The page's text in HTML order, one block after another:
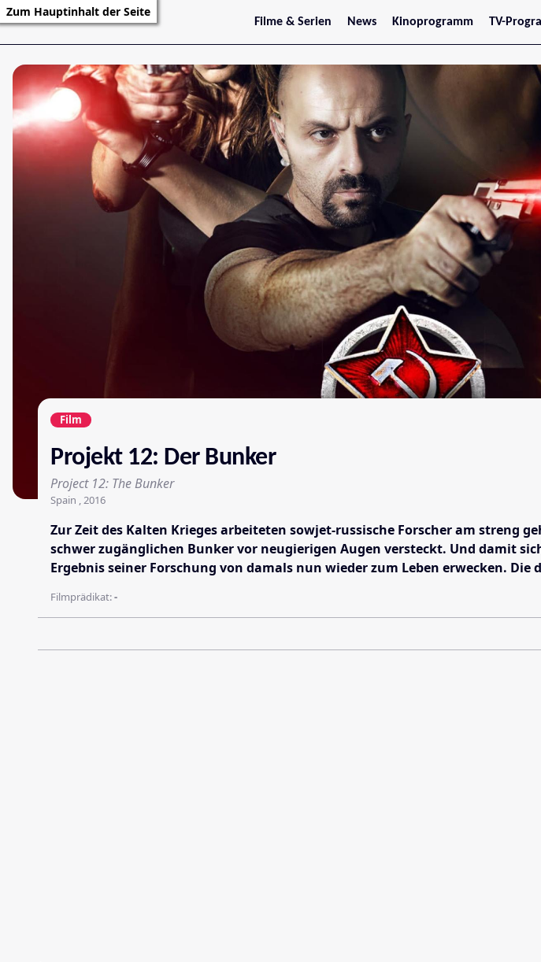
Zum Hauptinhalt der Seite
Filme & Serien
Trailer
Filmarchiv
Serienarchiv
News
Stars
Kinoprogramm
Jetzt im Kino
Wien
Steiermark
Vorarlberg
TV-
Film
Projekt 12: Der Bunker
Project 12: The Bunker
Spain , 2016
Zur Zeit des Kalten Krieges arbeiteten sowjet-russische Forscher am streng
schwer zugänglichen Bunker vor neugierigen Augen versteckt. Und damit
Ergebnis seiner Forschung von damals nun wieder zum Leben erwecken.
Filmprädikat:-